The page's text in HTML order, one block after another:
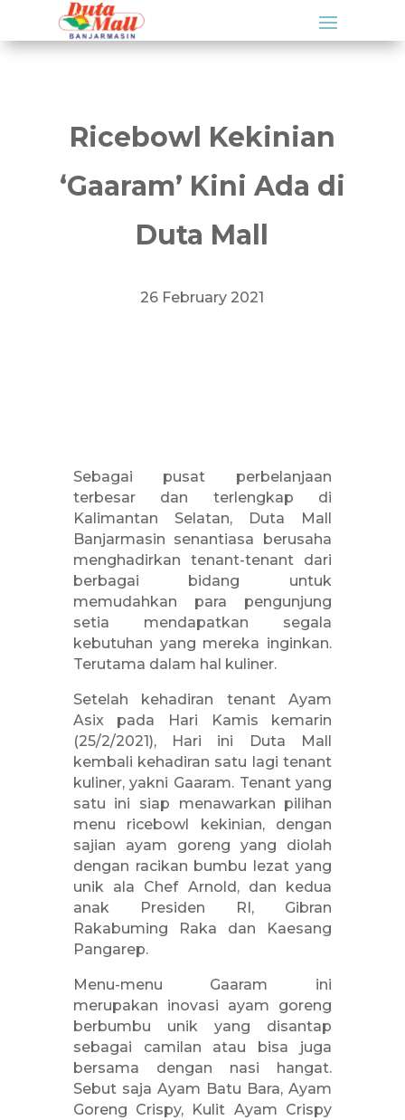
Ricebowl Kekinian
‘Gaaram’ Kini Ada di
Duta Mall
26 February 2021
Sebagai pusat perbelanjaan
terbesar dan terlengkap di
Kalimantan Selatan, Duta Mall
Banjarmasin senantiasa berusaha
menghadirkan tenant-tenant dari
berbagai bidang untuk
memudahkan para pengunjung
setia mendapatkan segala
kebutuhan yang mereka inginkan.
Terutama dalam hal kuliner.
Setelah kehadiran tenant Ayam
Asix pada Hari Kamis kemarin
(25/2/2021), Hari ini Duta Mall
kembali kehadiran satu lagi tenant
kuliner, yakni Gaaram. Tenant yang
satu ini siap menawarkan pilihan
menu ricebowl kekinian, dengan
sajian ayam goreng yang diolah
dengan racikan bumbu lezat yang
unik ala Chef Arnold, dan kedua
anak Presiden RI, Gibran
Rakabuming Raka dan Kaesang
Pangarep.
Menu-menu Gaaram ini
merupakan inovasi ayam goreng
berbumbu unik yang disantap
sebagai camilan atau bisa juga
bersama dengan nasi hangat.
Sebut saja Ayam Batu Bara, Ayam
Goreng Crispy, Kulit Ayam Crispy